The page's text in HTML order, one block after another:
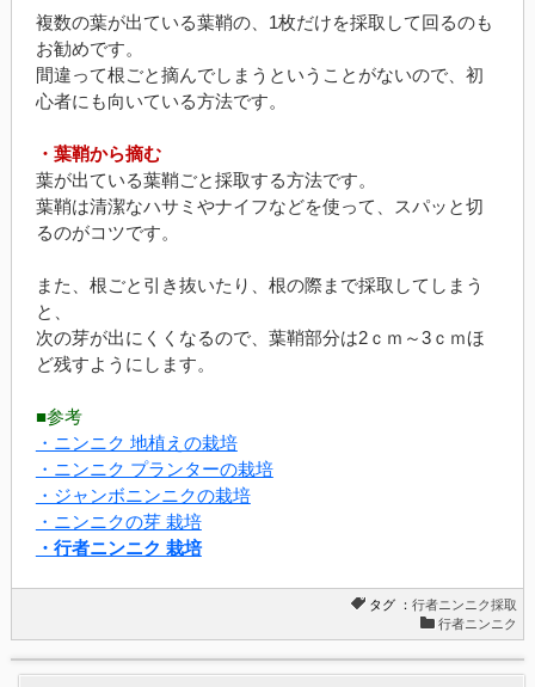
複数の葉が出ている葉鞘の、1枚だけを採取して回るのも
お勧めです。
間違って根ごと摘んでしまうということがないので、初
心者にも向いている方法です。
・葉鞘から摘む
葉が出ている葉鞘ごと採取する方法です。
葉鞘は清潔なハサミやナイフなどを使って、スパッと切
るのがコツです。
また、根ごと引き抜いたり、根の際まで採取してしまう
と、
次の芽が出にくくなるので、葉鞘部分は2ｃｍ～3ｃｍほ
ど残すようにします。
■参考
・ニンニク 地植えの栽培
・ニンニク プランターの栽培
・ジャンボニンニクの栽培
・ニンニクの芽 栽培
・行者ニンニク 栽培
タグ ：行者ニンニク採取
行者ニンニク